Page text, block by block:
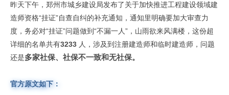
昨天下午，郑州市城乡建设局发布了关于加快推进工程建设领域建
造师资格“挂证”自查自纠的补充通知，通知里明确要加大审查力
度，务必对“挂证”问题做到“不漏一人”，山雨欲来风满楼，这份超
详细的名单共有3233 人，涉及到注册建造师和临时建造师，问题
还是多家社保、社保不一致和无社保。
官方原文如下：